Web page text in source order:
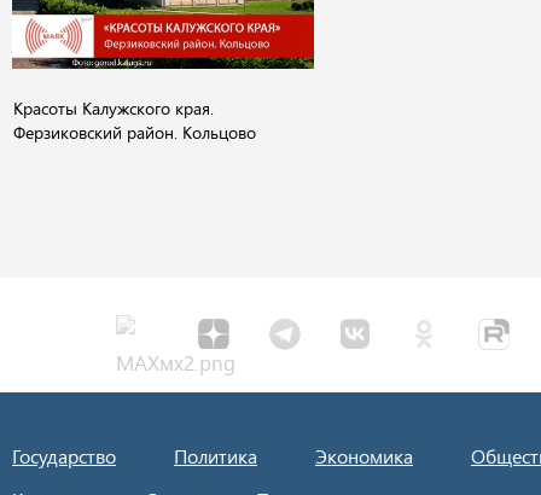
Красоты Калужского края.
Ферзиковский район. Кольцово
Государство Политика Экономика